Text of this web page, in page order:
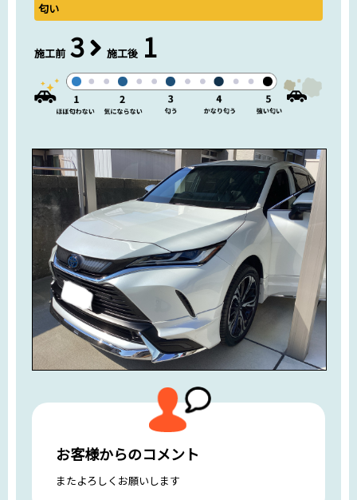
匂い
施工前 3 施工後 1
お客様からのコメント
またよろしくお願いします